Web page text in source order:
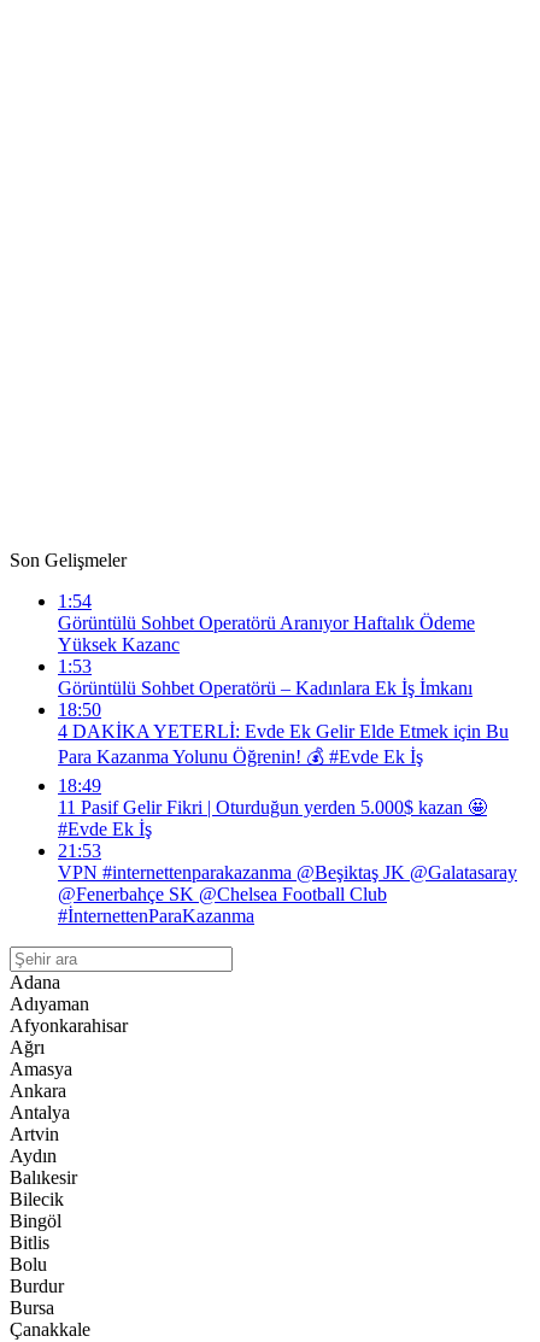
Son Gelişmeler
1:54
Görüntülü Sohbet Operatörü Aranıyor Haftalık Ödeme
Yüksek Kazanc
1:53
Görüntülü Sohbet Operatörü – Kadınlara Ek İş İmkanı
18:50
4 DAKİKA YETERLİ: Evde Ek Gelir Elde Etmek için Bu
Para Kazanma Yolunu Öğrenin! 💰 #Evde Ek İş
18:49
11 Pasif Gelir Fikri | Oturduğun yerden 5.000$ kazan 🤩
#Evde Ek İş
21:53
VPN #internettenparakazanma @Beşiktaş JK @Galatasaray
@Fenerbahçe SK @Chelsea Football Club
#İnternettenParaKazanma
Adana
Adıyaman
Afyonkarahisar
Ağrı
Amasya
Ankara
Antalya
Artvin
Aydın
Balıkesir
Bilecik
Bingöl
Bitlis
Bolu
Burdur
Bursa
Çanakkale